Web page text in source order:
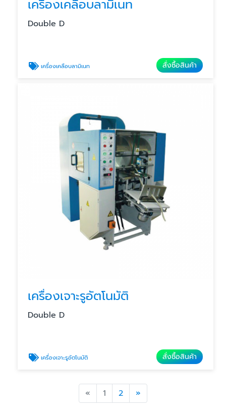
เครื่องเคลือบลามิเนท
Double D
เครื่องเคลือบลามิเนท สั่งซื้อสินค้า
เครื่องเจาะรูอัตโนมัติ
Double D
เครื่องเจาะรูอัตโนมัติ สั่งซื้อสินค้า
« Previous
1 2 »